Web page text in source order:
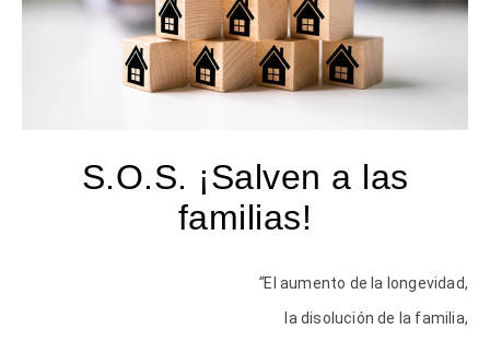
S.O.S. ¡Salven a las
familias!
“El aumento de la longevidad,
la disolución de la familia,